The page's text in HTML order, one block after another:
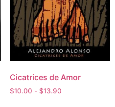
Cicatrices de Amor
$10.00 - $13.90